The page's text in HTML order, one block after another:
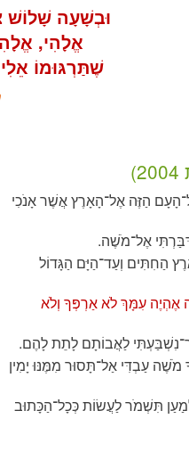
שֶׁתַּרְגּוּמוֹ
הַזֶּה אֶל־הָאָרֶץ אֲשֶׁר אָנֹכִי
אֶל־מֹשֶׁה.
הַחִתִּים וְעַד־הַיָּם הַגָּדוֹל
אֶהְיֶה עִמָּךְ לֹא אַרְפְּךָ וְלֹא
לַאֲבוֹתָם לָתֵת לָהֶם.
עַבְדִּי אַל־תָּסוּר מִמֶּנּוּ יָמִין
תִּשְׁמֹר לַעֲשׂוֹת כְּכָל־הַכָּתוּב